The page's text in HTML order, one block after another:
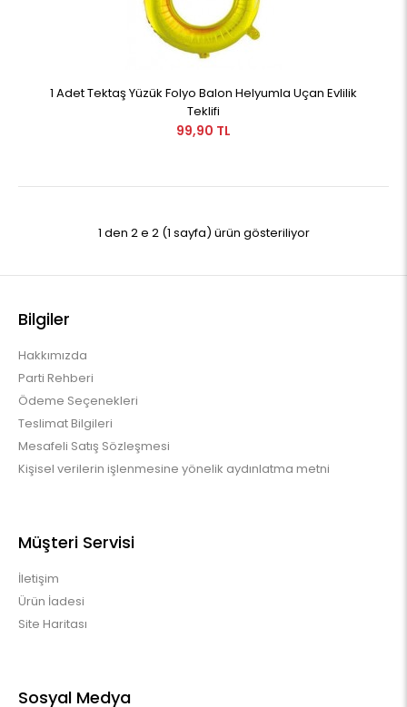
1 Adet Tektaş Yüzük Folyo Balon Helyumla Uçan Evlilik
Teklifi
99,90 TL
1 den 2 e 2 (1 sayfa) ürün gösteriliyor
Bilgiler
Hakkımızda
Parti Rehberi
Ödeme Seçenekleri
Teslimat Bilgileri
Mesafeli Satış Sözleşmesi
Kişisel verilerin işlenmesine yönelik aydınlatma metni
Müşteri Servisi
İletişim
Ürün İadesi
Site Haritası
Sosyal Medya